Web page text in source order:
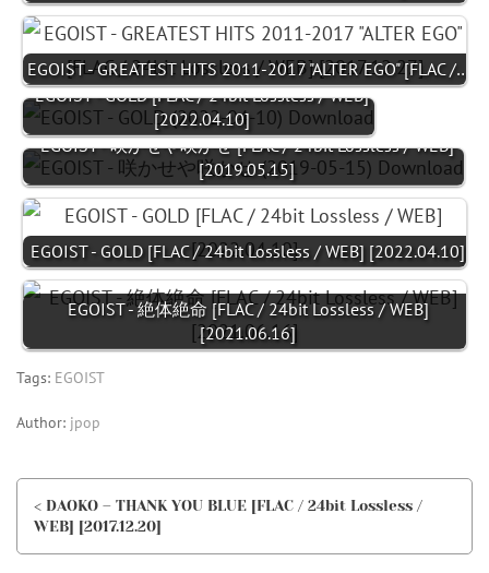
EGOIST - GREATEST HITS 2011-2017 "ALTER EGO" [FLAC /…
EGOIST - GOLD [FLAC / 24bit Lossless / WEB]
[2022.04.10]
EGOIST - 咲かせや咲かせ [FLAC / 24bit Lossless / WEB]
[2019.05.15]
EGOIST - GOLD [FLAC / 24bit Lossless / WEB] [2022.04.10]
EGOIST - 絶体絶命 [FLAC / 24bit Lossless / WEB]
[2021.06.16]
Tags: EGOIST
Author: jpop
< DAOKO – THANK YOU BLUE [FLAC / 24bit Lossless /
WEB] [2017.12.20]